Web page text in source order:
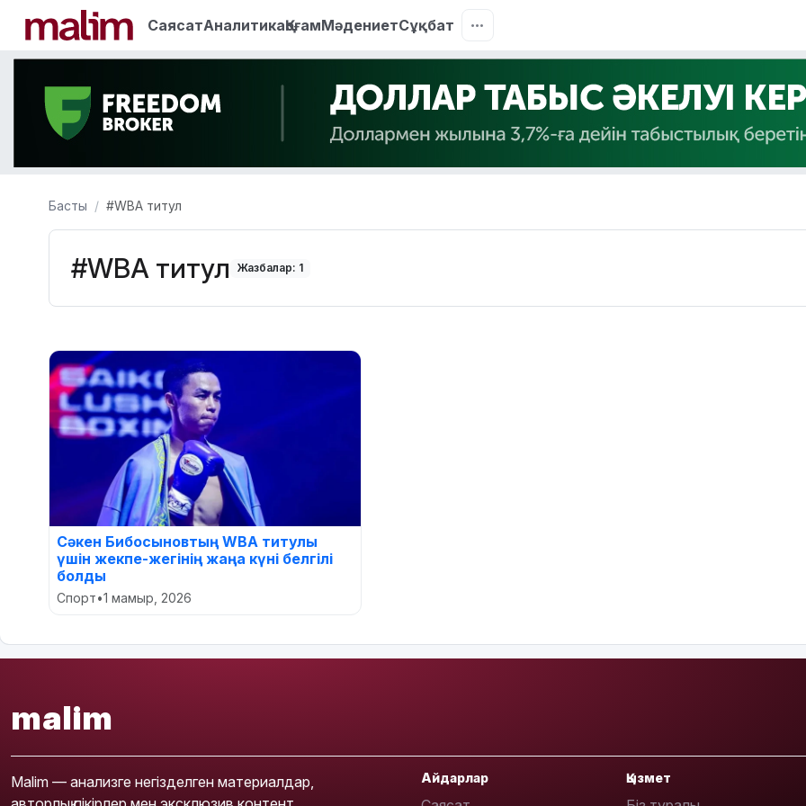
СаясатАналитикаҚоғамМәдениетСұқбат
Басты #WBA титул
#WBA титул Жазбалар: 1
Сәкен Бибосыновтың WBA титулы
үшін жекпе-жегінің жаңа күні белгілі
болды
Спорт•1 мамыр, 2026
malim
Malim — анализге негізделген материалдар,
Айдарлар Қызмет